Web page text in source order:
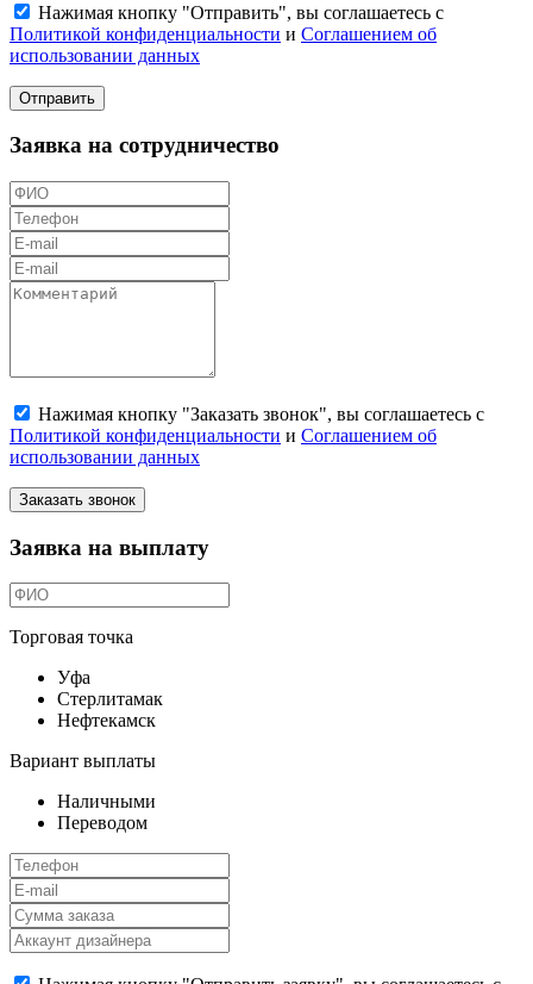
Нажимая кнопку "Отправить", вы соглашаетесь с
Политикой конфиденциальности и Соглашением об
использовании данных
Отправить
Заявка на сотрудничество
Нажимая кнопку "Заказать звонок", вы соглашаетесь с
Политикой конфиденциальности и Соглашением об
использовании данных
Заказать звонок
Заявка на выплату
Торговая точка
Уфа
Стерлитамак
Нефтекамск
Вариант выплаты
Наличными
Переводом